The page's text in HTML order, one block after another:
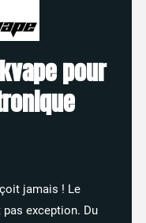
pour
jamais ! Le
exception. Du